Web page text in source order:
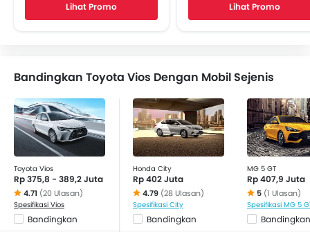
Speaker belakang
Air Quality Control
Power Window Depan
Lampu Pengingat Jumlah Bahan Bakar
Adjustable Seats
Headrest Kursi Belakang
Lapisan berbahan kain
Pengaturan Posisi Stir
Layar Sentuh
Cup Holder - depan
Lihat Promo Lihat Promo
Bandingkan Toyota Vios Dengan Mobil Sejenis
Toyota Vios
Rp 375,8 - 389,2 Juta
4.71 (20 Ulasan)
Spesifikasi Vios
Bandingkan
Honda City
Rp 402 Juta
4.79 (28 Ulasan)
Spesifikasi City
Bandingkan
MG 5 GT
Rp 407,9 Juta
5 (1 Ulasan)
Spesifikasi MG 5
Bandingkan